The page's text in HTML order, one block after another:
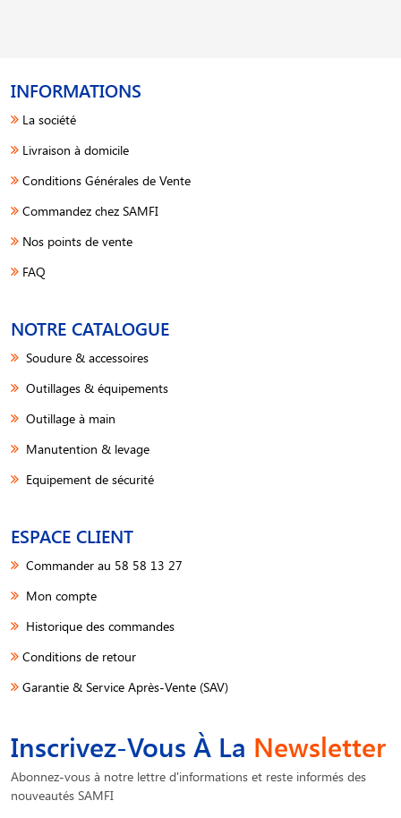
INFORMATIONS
La société
Livraison à domicile
Conditions Générales de Vente
Commandez chez SAMFI
Nos points de vente
FAQ
NOTRE CATALOGUE
Soudure & accessoires
Outillages & équipements
Outillage à main
Manutention & levage
Equipement de sécurité
ESPACE CLIENT
Commander au 58 58 13 27
Mon compte
Historique des commandes
Conditions de retour
Garantie & Service Après-Vente (SAV)
Inscrivez-Vous À La Newsletter
Abonnez-vous à notre lettre d'informations et reste informés des
nouveautés SAMFI